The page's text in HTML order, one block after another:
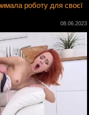
роботу для своєї
08.06.2023